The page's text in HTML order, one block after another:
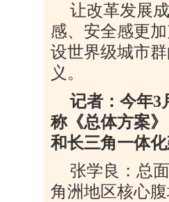
让改革发展
感、安全感更
设世界级城市
义。
记者：今年3
称《总体方案
和长三角一体
张学良：总
角洲地区核心